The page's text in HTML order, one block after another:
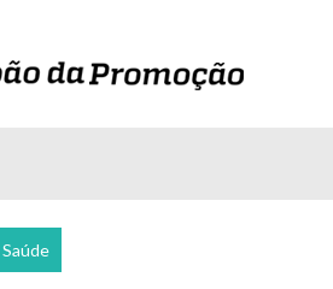
Saúde